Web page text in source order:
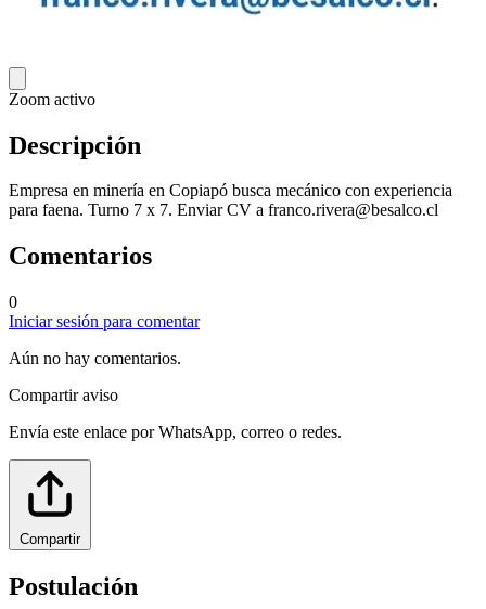
Zoom activo
Descripción
Empresa en minería en Copiapó busca mecánico con experiencia
para faena. Turno 7 x 7. Enviar CV a franco.rivera@besalco.cl
Comentarios
0
Iniciar sesión para comentar
Aún no hay comentarios.
Compartir aviso
Envía este enlace por WhatsApp, correo o redes.
Compartir
Postulación